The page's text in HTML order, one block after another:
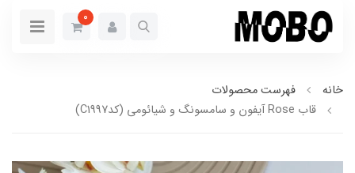
0
خانه
فهرست محصولات
قاب Rose آیفون و سامسونگ و شیائومی (کدC1997)